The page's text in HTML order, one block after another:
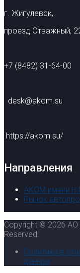
г. Жигулевск,
проезд Отважный,
+7 (8482) 31-64-00
desk@akom.su
https://akom.su/
Направления
АКОМ имени
Рынок
Copyright © 2026
Reserved.
Политика в
данных